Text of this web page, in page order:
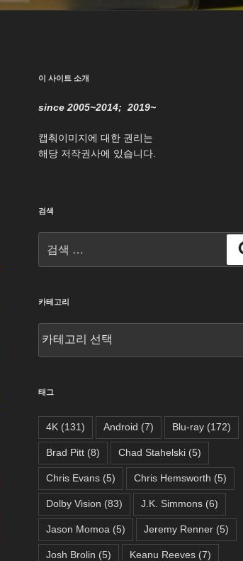
이 사이트 소개
since 2005~2014; 2019~
캡춰이미지에 대한 권리는
해당 저작권사에 있습니다.
검색
색:
카테고리
테
태그
4K(131) Android (7) Blu-ray(172)
Brad Pitt(8) Chad Stahelski(5)
Chris Evans(5) Chris Hemsworth (5)
Dolby Vision (83) J.K. Simmons(6)
Jason Momoa (5) Jeremy Renner(5)
Josh Brolin (5) Keanu Reeves(7)